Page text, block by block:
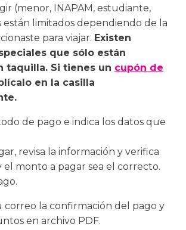
(menor, INAPAM, estudiante,
están limitados dependiendo de la
para viajar. Existen
que sólo están
taquilla. Si tienes un cupón de
en la casilla
de pago e indica los datos que
revisa la información y verifica
monto a pagar sea el correcto.
correo la confirmación del pago y
en archivo PDF.